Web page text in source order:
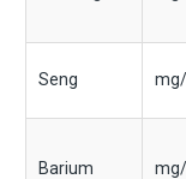
Seng
Barium